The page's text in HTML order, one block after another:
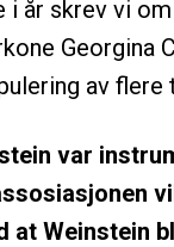
i år skrev vi
Georgina
av
var
at Weinstein